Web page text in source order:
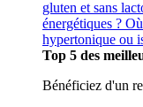
gluten et sans
énergétiques ?
hypertonique ou
Top 5 des
Bénéficiez d'un